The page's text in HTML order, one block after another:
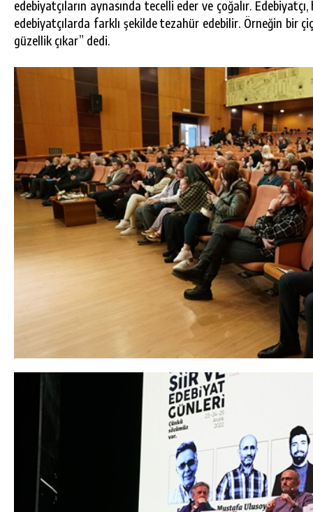
edebiyatçıların aynasında tecelli eder ve çoğalır.
edebiyatçılarda farklı şekilde tezahür edebilir. Örneğin bir
güzellik çıkar” dedi.